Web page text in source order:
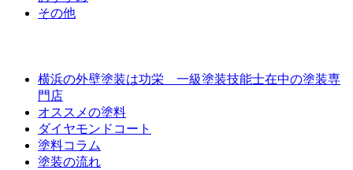
その他
横浜の外壁塗装は功栄 一級塗装技能士在中の塗装専
門店
オススメの塗料
ダイヤモンドコート
塗料コラム
塗装の流れ